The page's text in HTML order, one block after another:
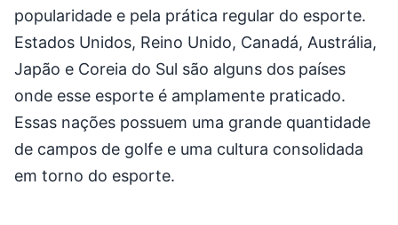
popularidade e pela prática regular do esporte.
Estados Unidos, Reino Unido, Canadá, Austrália,
Japão e Coreia do Sul são alguns dos países
onde esse esporte é amplamente praticado.
Essas nações possuem uma grande quantidade
de campos de golfe e uma cultura consolidada
em torno do esporte.